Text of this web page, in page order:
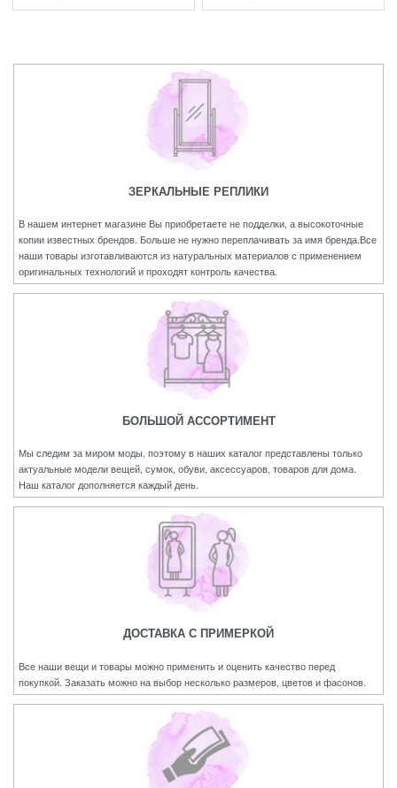
ЗЕРКАЛЬНЫЕ РЕПЛИКИ
В нашем интернет магазине Вы приобретаете не подделки, а высокоточные
копии известных брендов. Больше не нужно переплачивать за имя бренда.Все
наши товары изготавливаются из натуральных материалов с применением
оригинальных технологий и проходят контроль качества.
БОЛЬШОЙ АССОРТИМЕНТ
Мы следим за миром моды, поэтому в наших каталог представлены только
актуальные модели вещей, сумок, обуви, аксессуаров, товаров для дома.
Наш каталог дополняется каждый день.
ДОСТАВКА С ПРИМЕРКОЙ
Все наши вещи и товары можно применить и оценить качество перед
покупкой. Заказать можно на выбор несколько размеров, цветов и фасонов.